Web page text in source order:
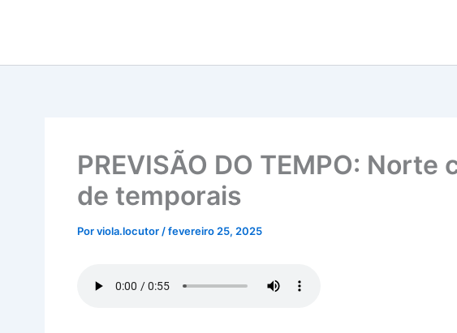
PREVISÃO DO TEMPO: Norte
de temporais
Porviola.locutor /fevereiro 25, 2025